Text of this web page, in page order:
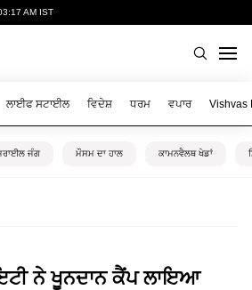
AM IST
ਲਾਈਫ ਸਟਾਈਲ ਵਿਦੇਸ਼ ਧਰਮ ਵਪਾਰ Vishvas
ਜੰਗ ਮੌਸਮ ਦਾ ਹਾਲ ਕਾਮਨਵੈਲਥ ਖੇਡਾਂ
ਨੇ ਖੂਨਦਾਨ ਕੈਂਪ ਲਾਇਆ